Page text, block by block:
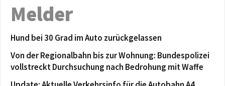
Melder
Hund bei 30 Grad im Auto zurückgelassen
Von der Regionalbahn bis zur Wohnung: Bundespolizei
vollstreckt Durchsuchung nach Bedrohung mit Waffe